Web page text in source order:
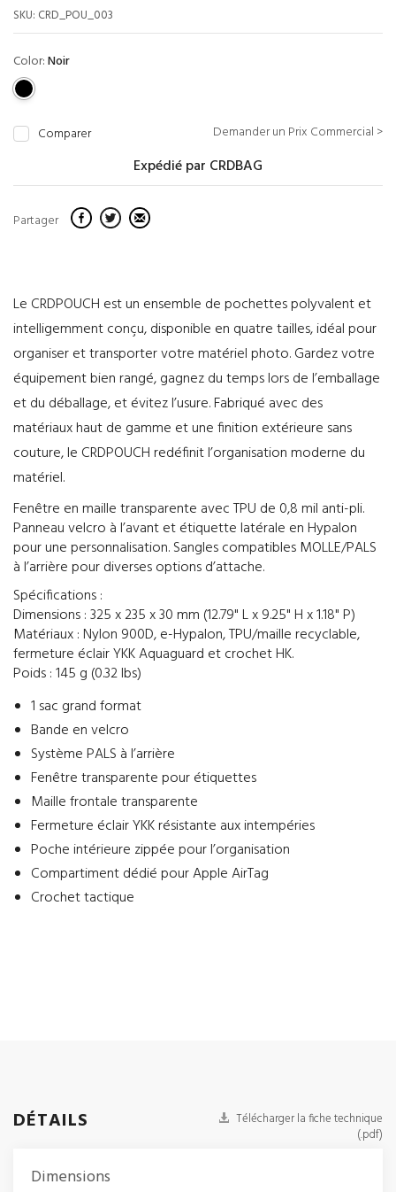
SKU: CRD_POU_003
Color:Noir
Comparer Demander un Prix Commercial >
Expédié par CRDBAG
Partager
Le CRDPOUCH est un ensemble de pochettes polyvalent et
intelligemment conçu, disponible en quatre tailles, idéal pour
organiser et transporter votre matériel photo. Gardez votre
équipement bien rangé, gagnez du temps lors de l’emballage
et du déballage, et évitez l’usure. Fabriqué avec des
matériaux haut de gamme et une finition extérieure sans
couture, le CRDPOUCH redéfinit l’organisation moderne du
matériel.
Fenêtre en maille transparente avec TPU de 0,8 mil anti-pli.
Panneau velcro à l’avant et étiquette latérale en Hypalon
pour une personnalisation. Sangles compatibles MOLLE/PALS
à l’arrière pour diverses options d’attache.
Spécifications :
Dimensions : 325 x 235 x 30 mm (12.79" L x 9.25" H x 1.18" P)
Matériaux : Nylon 900D, e-Hypalon, TPU/maille recyclable,
fermeture éclair YKK Aquaguard et crochet HK.
Poids : 145 g (0.32 lbs)
1 sac grand format
Bande en velcro
Système PALS à l’arrière
Fenêtre transparente pour étiquettes
Maille frontale transparente
Fermeture éclair YKK résistante aux intempéries
Poche intérieure zippée pour l’organisation
Compartiment dédié pour Apple AirTag
Crochet tactique
DÉTAILS
Télécharger la fiche technique
(.pdf)
Dimensions